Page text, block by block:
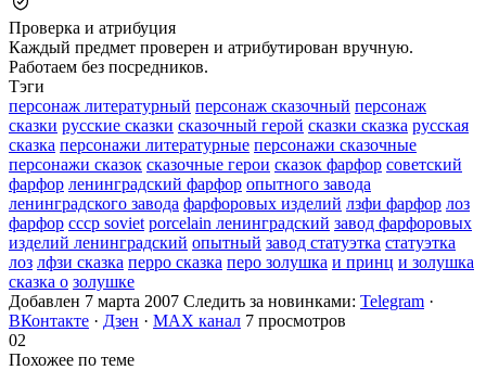
Проверка и атрибуция
Каждый предмет проверен и атрибутирован вручную.
Работаем без посредников.
Тэги
персонаж литературный персонаж сказочный персонаж
сказки русские сказки сказочный герой сказки сказка русская
сказка персонажи литературные персонажи сказочные
персонажи сказок сказочные герои сказок фарфор советский
фарфор ленинградский фарфор опытного завода
ленинградского завода фарфоровых изделий лзфи фарфор лоз
фарфор ссср soviet porcelain ленинградский завод фарфоровых
изделий ленинградский опытный завод статуэтка статуэтка
лоз лфзи сказка перро сказка перо золушка и принц и золушка
сказка о золушке
Добавлен 7 марта 2007 Следить за новинками: Telegram ·
ВКонтакте · Дзен · MAX канал 7 просмотров
02
Похожее по теме